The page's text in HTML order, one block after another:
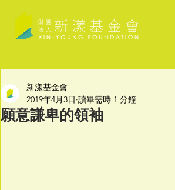
願意謙卑的領袖
新漾基金會
2019年4月3日 讀畢需時 1 分鐘